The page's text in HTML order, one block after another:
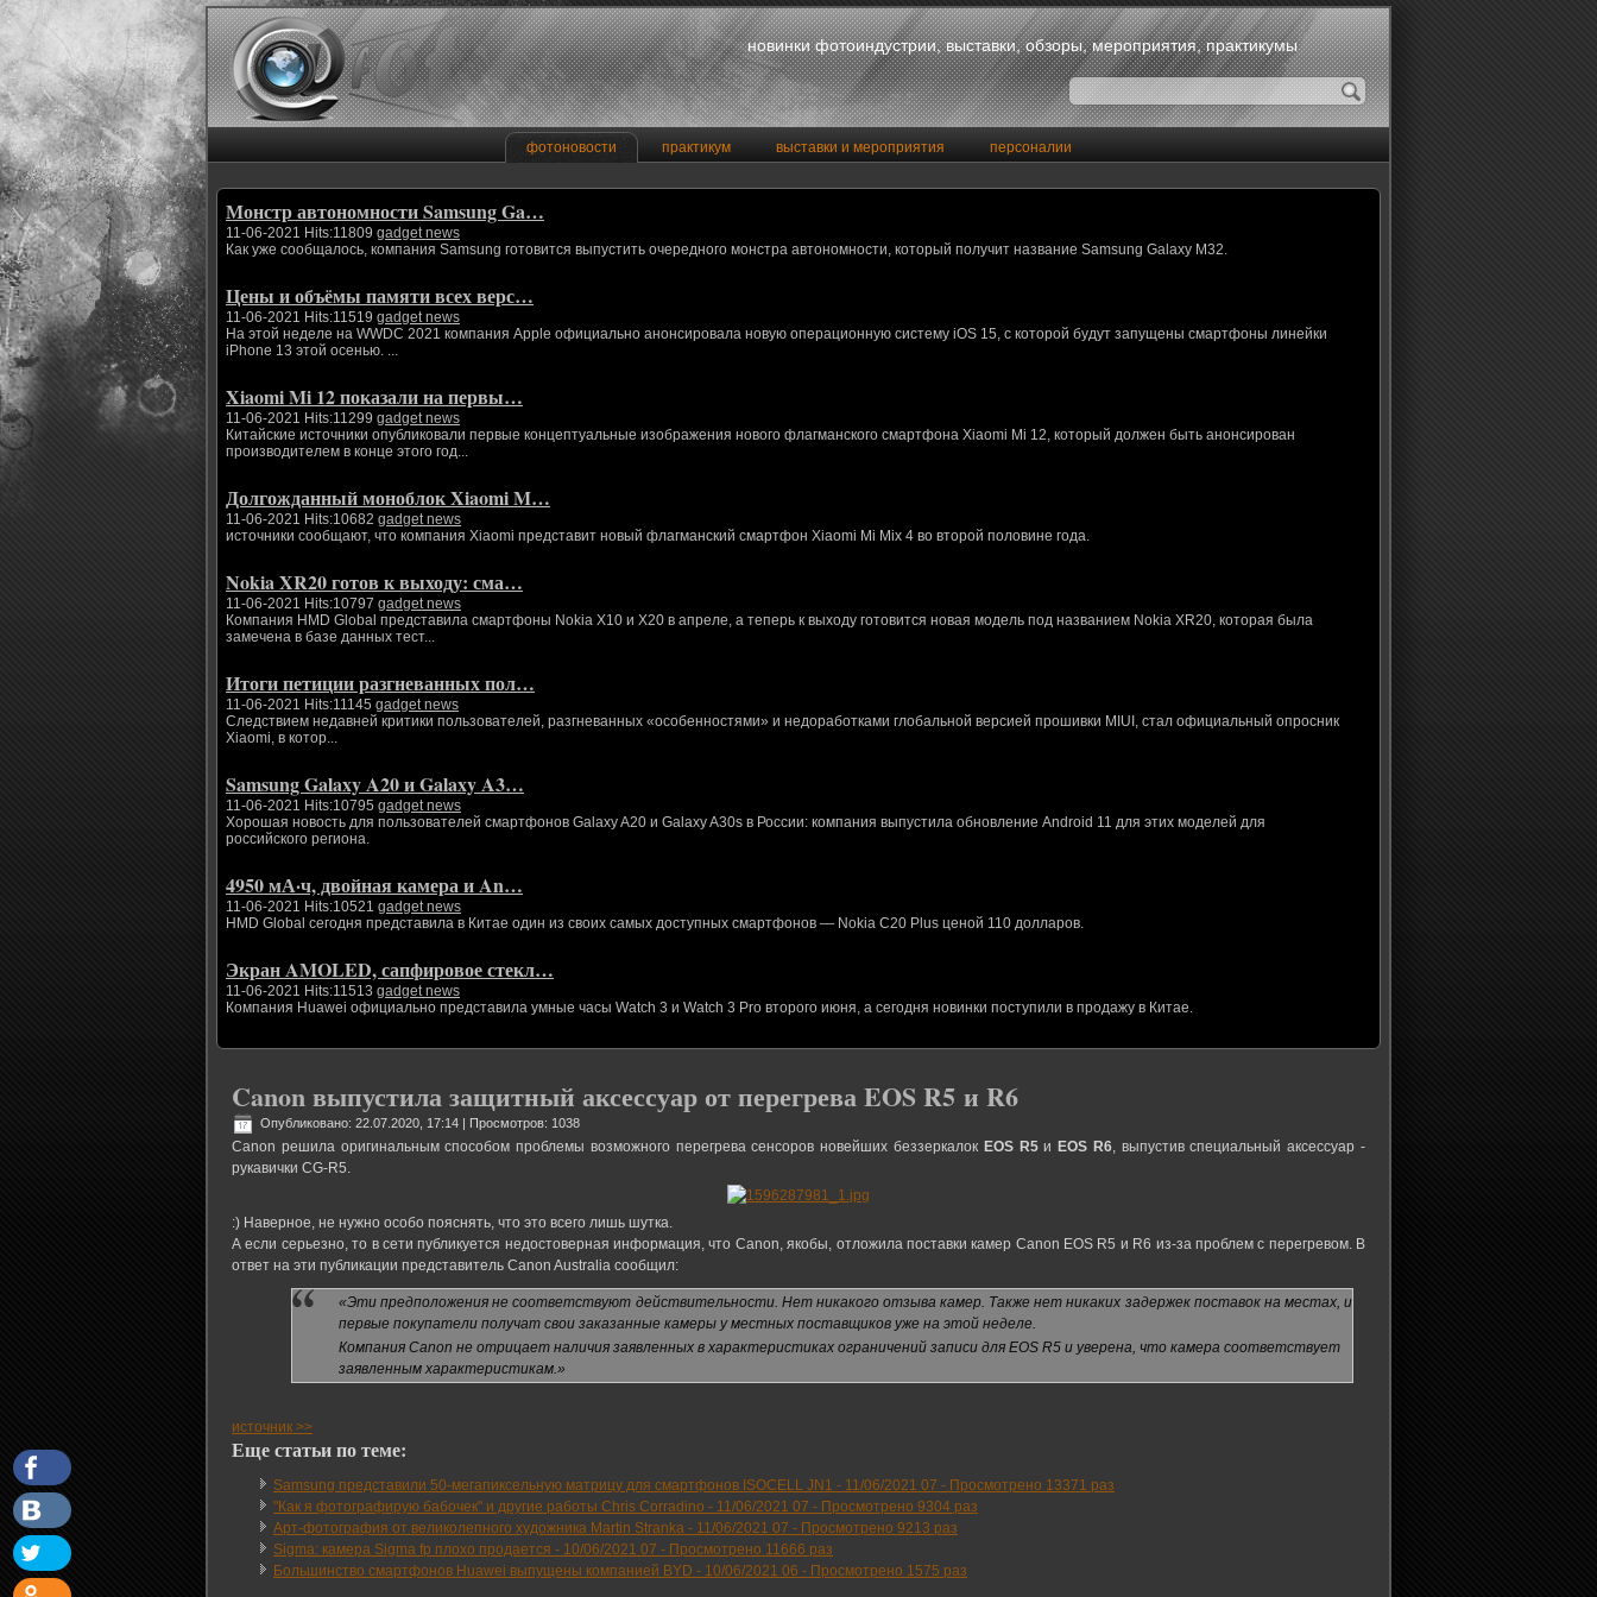
новинки фотоиндустрии, выставки, обзоры, мероприятия, практикумы
фотоновости практикум выставки и мероприятия персоналии
Монстр автономности Samsung Ga…
11-06-2021 Hits:11809 gadget news
Как уже сообщалось, компания Samsung готовится выпустить очередного монстра автономности, который получит название Samsung Galaxy M32.
Цены и объёмы памяти всех верс…
11-06-2021 Hits:11519 gadget news
На этой неделе на WWDC 2021 компания Apple официально анонсировала новую операционную систему iOS 15, с которой будут запущены смартфоны линейки
iPhone 13 этой осенью. ...
Xiaomi Mi 12 показали на первы…
11-06-2021 Hits:11299 gadget news
Китайские источники опубликовали первые концептуальные изображения нового флагманского смартфона Xiaomi Mi 12, который должен быть анонсирован
производителем в конце этого год...
Долгожданный моноблок Xiaomi M…
11-06-2021 Hits:10682 gadget news
источники сообщают, что компания Xiaomi представит новый флагманский смартфон Xiaomi Mi Mix 4 во второй половине года.
Nokia XR20 готов к выходу: сма…
11-06-2021 Hits:10797 gadget news
Компания HMD Global представила смартфоны Nokia X10 и X20 в апреле, а теперь к выходу готовится новая модель под названием Nokia XR20, которая была
замечена в базе данных тест...
Итоги петиции разгневанных пол…
11-06-2021 Hits:11145 gadget news
Следствием недавней критики пользователей, разгневанных «особенностями» и недоработками глобальной версией прошивки MIUI, стал официальный опросник
Xiaomi, в котор...
Samsung Galaxy A20 и Galaxy A3…
11-06-2021 Hits:10795 gadget news
Хорошая новость для пользователей смартфонов Galaxy A20 и Galaxy A30s в России: компания выпустила обновление Android 11 для этих моделей для
российского региона.
4950 мА·ч, двойная камера и An…
11-06-2021 Hits:10521 gadget news
HMD Global сегодня представила в Китае один из своих самых доступных смартфонов — Nokia C20 Plus ценой 110 долларов.
Экран AMOLED, сапфировое стекл…
11-06-2021 Hits:11513 gadget news
Компания Huawei официально представила умные часы Watch 3 и Watch 3 Pro второго июня, а сегодня новинки поступили в продажу в Китае.
Canon выпустила защитный аксессуар от перегрева EOS R5 и R6
Опубликовано: 22.07.2020, 17:14 | Просмотров: 1038
Canon решила оригинальным способом проблемы возможного перегрева сенсоров новейших беззеркалок EOS R5и EOS R6, выпустив специальный аксессуар -
рукавички CG-R5.
:) Наверное, не нужно особо пояснять, что это всего лишь шутка.
А если серьезно, то в сети публикуется недостоверная информация, что Canon, якобы, отложила поставки камер Canon EOS R5 и R6 из-за проблем с перегревом. В
ответ на эти публикации представитель Canon Australia сообщил:
«Эти предположения не соответствуют действительности. Нет никакого отзыва камер. Также нет никаких задержек поставок на местах, и
первые покупатели получат свои заказанные камеры у местных поставщиков уже на этой неделе.
Компания Canon не отрицает наличия заявленных в характеристиках ограничений записи для EOS R5 и уверена, что камера соответствует
заявленным характеристикам.»
источник >>
Еще статьи по теме:
Samsung представили 50-мегапиксельную матрицу для смартфонов ISOCELL JN1 - 11/06/2021 07 - Просмотрено 13371 раз
"Как я фотографирую бабочек" и другие работы Chris Corradino - 11/06/2021 07 - Просмотрено 9304 раз
Арт-фотография от великолепного художника Martin Stranka - 11/06/2021 07 - Просмотрено 9213 раз
Sigma: камера Sigma fp плохо продается - 10/06/2021 07 - Просмотрено 11666 раз
Большинство смартфонов Huawei выпущены компанией BYD - 10/06/2021 06 - Просмотрено 1575 раз